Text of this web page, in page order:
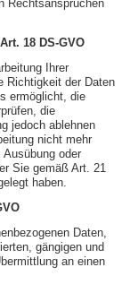
Rechtsansprüchen
18 DS-GVO
Ihrer
Richtigkeit der Daten
ermöglicht, die
die
jedoch ablehnen
nicht mehr
oder
Sie gemäß Art. 21
haben.
Daten,
gängigen und
an einen